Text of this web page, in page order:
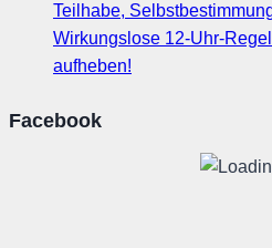
Teilhabe,
Wirkungslose 12-Uhr-
aufheben!
Facebook